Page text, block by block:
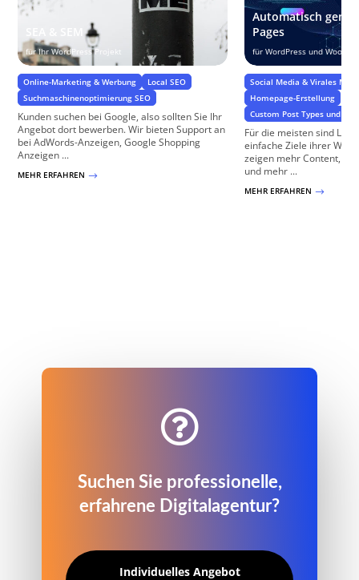
für Ihr WordPress Projekt
Online-Marketing & Werbung
Local SEO
Suchmaschinenoptimierung SEO
Kunden suchen bei Google, also sollten Sie Ihr
Angebot dort bewerben. Wir bieten Support an
bei AdWords-Anzeigen, Google Shopping
Anzeigen ...
MEHR ERFAHREN $
Automatisch
Pages
für WordPress und
Social Media & Virales
Homepage-Erstellung
Custom Post Types und
Für die meisten sind
einfache Ziele ihrer
zeigen mehr Content,
und mehr ...
MEHR ERFAHREN $

Suchen Sie professionelle,
erfahrene Digitalagentur?
Individuelles Angebot